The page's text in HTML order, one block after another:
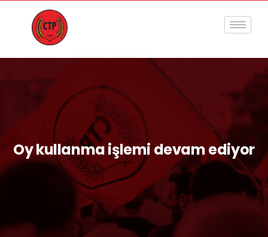
Oy kullanma işlemi devam ediyor